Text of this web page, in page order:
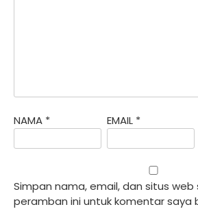
NAMA * EMAIL *
Simpan nama, email, dan situs
peramban ini untuk komentar saya